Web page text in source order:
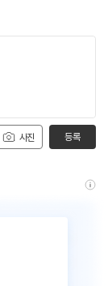
사진 등록